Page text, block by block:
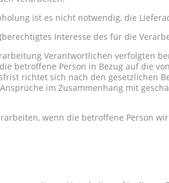
ist es nicht notwendig, die
Interesse des für die
Verantwortlichen verfolgten
betroffene Person in Bezug auf die
richtet sich nach den gesetzlichen
im Zusammenhang mit
wenn die betroffene Person